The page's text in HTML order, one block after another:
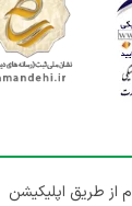
از طریق اپلیکیشن